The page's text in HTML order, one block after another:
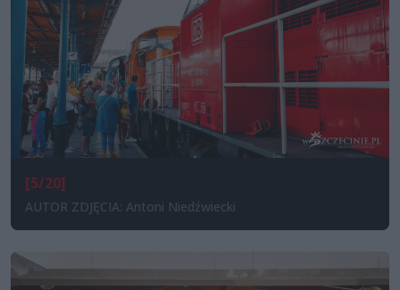
[5/20]
AUTOR ZDJĘCIA: Antoni Niedźwiecki